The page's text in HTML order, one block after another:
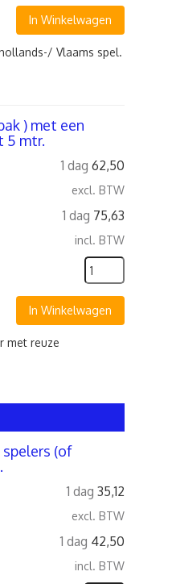
In Winkelwagen
Vlaams spel.
) met een
5 mtr.
1 dag 62,50
excl. BTW
1 dag 75,63
incl. BTW
In Winkelwagen
met reuze
(of
1 dag 35,12
excl. BTW
1 dag 42,50
incl. BTW